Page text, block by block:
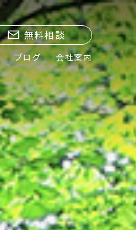
無料相談
ブログ 会社案内